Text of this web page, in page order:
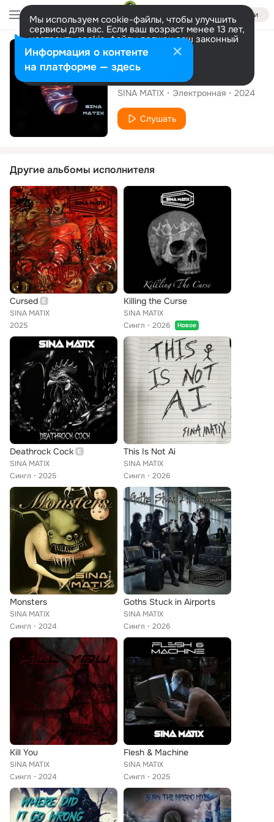
Войти
Мы используем cookie-файлы, чтобы улучшить
сервисы для вас. Если ваш возраст менее 13 лет,
настроить cookie-файлы должен ваш законный
представитель. Больше информации
Разрешить все Настроить
Сингл
Worthless
SINA MATIX Электронная 2024
Слушать
Другие альбомы исполнителя
Cursed
SINA MATIX
2025
Killing the Curse
SINA MATIX
Сингл
2026 Новое
Deathrock Cock
SINA MATIX
Сингл
2025
This Is Not Ai
SINA MATIX
Сингл
2026
Monsters
SINA MATIX
Сингл
2024
Goths Stuck in Airports
SINA MATIX
Сингл
2026
Kill You
SINA MATIX
Сингл
2024
Flesh & Machine
SINA MATIX
Сингл
2025
Информация о контенте
на платформе — здесь